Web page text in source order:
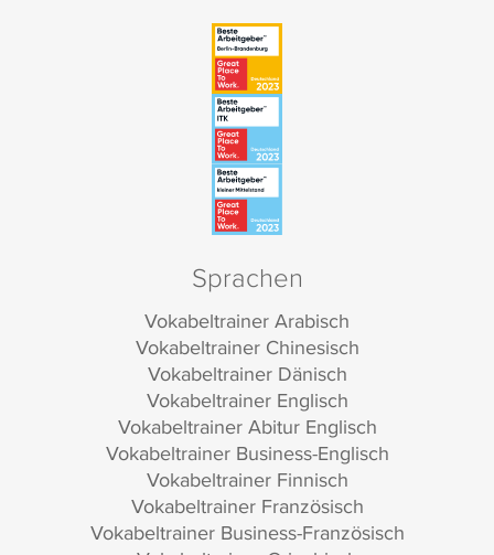
Sprachen
Vokabeltrainer Arabisch
Vokabeltrainer Chinesisch
Vokabeltrainer Dänisch
Vokabeltrainer Englisch
Vokabeltrainer Abitur Englisch
Vokabeltrainer Business-Englisch
Vokabeltrainer Finnisch
Vokabeltrainer Französisch
Vokabeltrainer Business-Französisch